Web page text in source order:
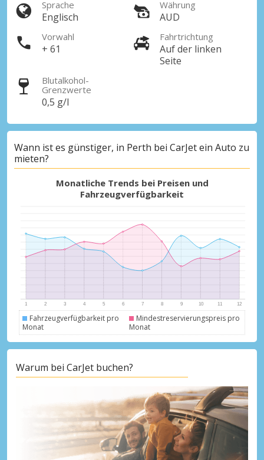
Top-Ersparnisses
Erhalten Sie Zugang zu exklusiven
Partnerangeboten
Mit eLink anmelden
Sprache
Englisch
Währung
AUD
Vorwahl
+ 61
Fahrtrichtung
Auf der linken
Seite
Blutalkohol-
Grenzwerte
0,5 g/l
Wann ist es günstiger, in Perth bei CarJet ein Auto zu
mieten?
Monatliche Trends bei Preisen und
Fahrzeugverfügbarkeit
Fahrzeugverfügbarkeit pro
Monat
Mindestreservierungspreis pro
Monat
Warum bei CarJet buchen?